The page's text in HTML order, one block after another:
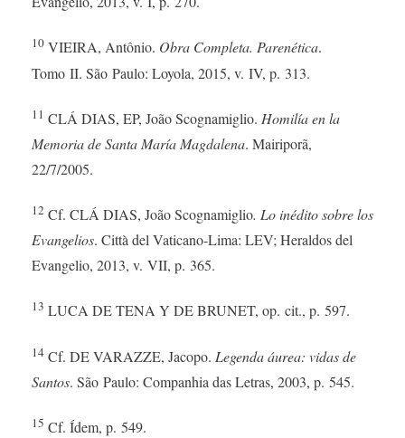
10VIEIRA, Antônio. Obra Completa. Parenética.
Tomo II. São Paulo: Loyola, 2015, v. IV, p. 313.
11 CLÁ DIAS, EP, João Scognamiglio. Homilía en la
Memoria de Santa María Magdalena. Mairiporã,
22/7/2005.
12Cf. CLÁ DIAS, João Scognamiglio. Lo inédito sobre los
Evangelios. Città del Vaticano-Lima: LEV; Heraldos del
Evangelio, 2013, v. VII, p. 365.
13 LUCA DE TENA Y DE BRUNET, op. cit., p. 597.
14Cf. DE VARAZZE, Jacopo. Legenda áurea: vidas de
Santos. São Paulo: Companhia das Letras, 2003, p. 545.
15 Cf. Ídem, p. 549.